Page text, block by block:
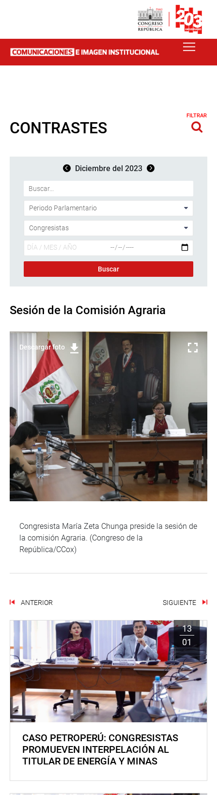
CONTRASTES
FILTRAR
Diciembre del 2023
Sesión de la Comisión Agraria
Descargar foto
Congresista María Zeta Chunga preside la sesión de
la comisión Agraria. (Congreso de la
República/CCox)
ANTERIOR SIGUIENTE
13
01
CASO PETROPERÚ: CONGRESISTAS
PROMUEVEN INTERPELACIÓN AL
TITULAR DE ENERGÍA Y MINAS